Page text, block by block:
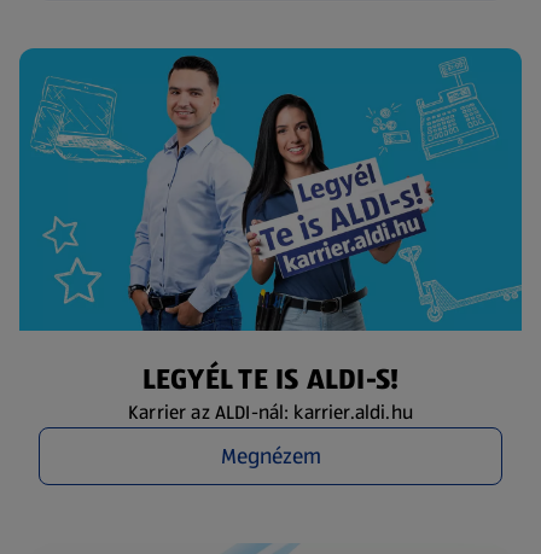
LEGYÉL TE IS ALDI-S!
Karrier az ALDI-nál: karrier.aldi.hu
Megnézem